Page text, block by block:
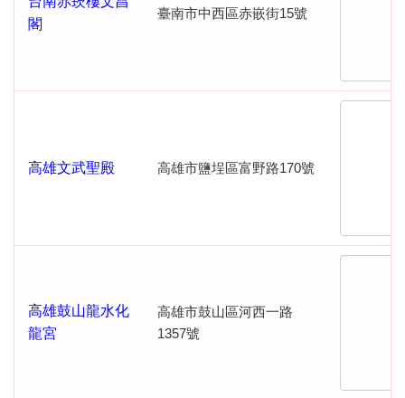
閣
臺南市中西區赤嵌街15號
高雄文武聖殿 高雄市鹽埕區富野路170號
高雄鼓山龍水化
龍宮
高雄市鼓山區河西一路
1357號